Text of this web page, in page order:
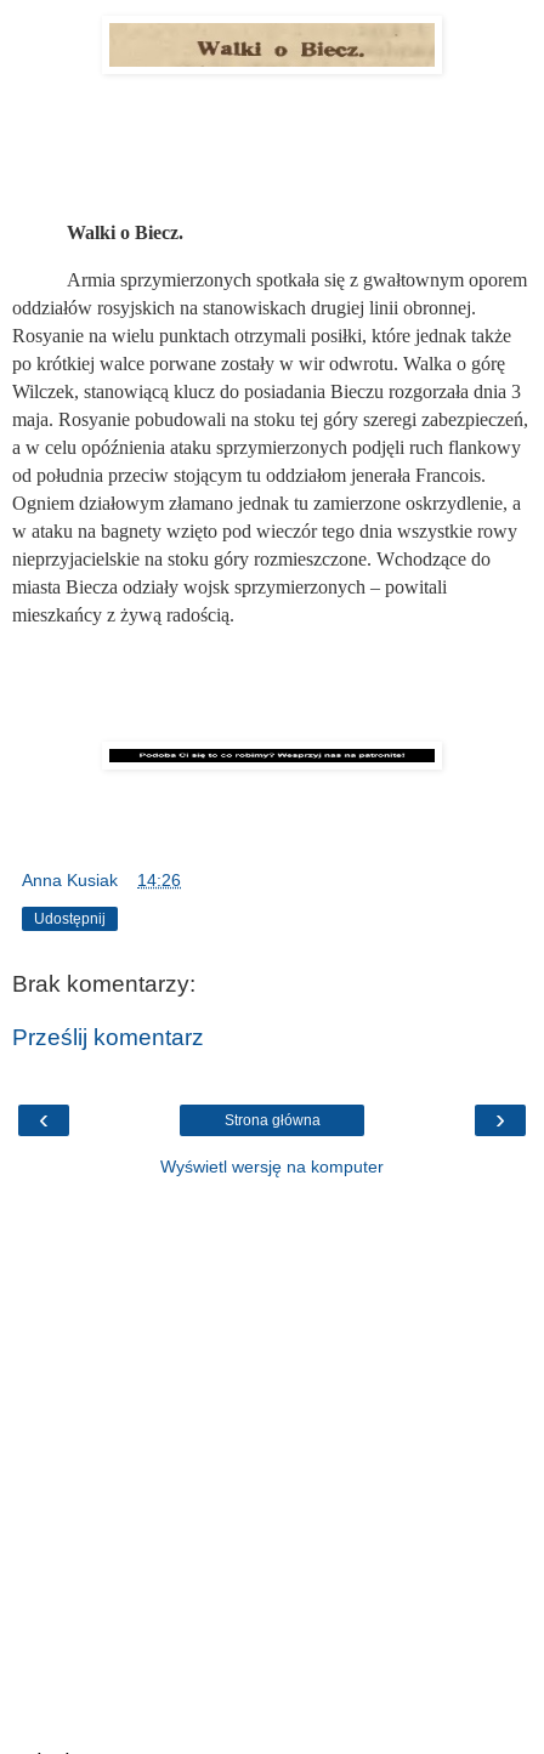
Walki o Biecz.
Armia sprzymierzonych spotkała się z gwałtownym oporem
oddziałów rosyjskich na stanowiskach drugiej linii obronnej.
Rosyanie na wielu punktach otrzymali posiłki, które jednak także
po krótkiej walce porwane zostały w wir odwrotu. Walka o górę
Wilczek, stanowiącą klucz do posiadania Bieczu rozgorzała dnia 3
maja. Rosyanie pobudowali na stoku tej góry szeregi zabezpieczeń,
a w celu opóźnienia ataku sprzymierzonych podjęli ruch flankowy
od południa przeciw stojącym tu oddziałom jenerała Francois.
Ogniem działowym złamano jednak tu zamierzone oskrzydlenie, a
w ataku na bagnety wzięto pod wieczór tego dnia wszystkie rowy
nieprzyjacielskie na stoku góry rozmieszczone. Wchodzące do
miasta Biecza odziały wojsk sprzymierzonych – powitali
mieszkańcy z żywą radością.
Anna Kusiak 14:26
Udostępnij
Brak komentarzy:
Prześlij komentarz
‹ ›
Strona główna
Wyświetl wersję na komputer